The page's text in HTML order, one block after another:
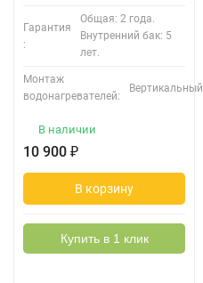
Гарантия
:
Общая: 2 года.
Внутренний бак: 5
лет.
Монтаж
водонагревателей:
Вертикальный
В наличии
10 900 ₽
В корзину
Купить в 1 клик